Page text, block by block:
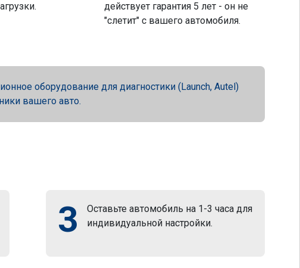
действует гарантия 5 лет - он не
"слетит" с вашего автомобиля.
оборудование для диагностики (Launch, Autel)
вашего авто.
3
Оставьте автомобиль на 1-3 часа для
индивидуальной настройки.